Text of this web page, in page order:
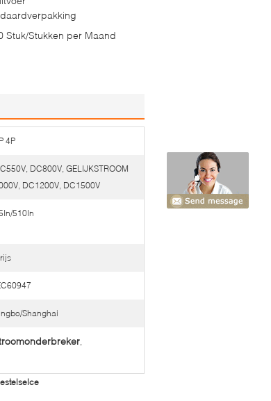
Stuk/Stukken per Maand
4P
DC800V, GELIJKSTROOM
DC1200V, DC1500V
510In
Shanghai
,